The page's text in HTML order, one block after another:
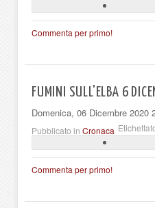
Commenta per primo!
FUMINI SULL'ELBA 6
Domenica, 06 Dicembre 2020
Pubblicato in Cronaca
Commenta per primo!